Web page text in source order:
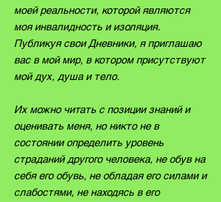
моей реальности, которой являются
моя инвалидность и изоляция.
Публикуя свои Дневники, я приглашаю
вас в мой мир, в котором присутствуют
мой дух, душа и тело.
Их можно читать с позиции знаний и
оценивать меня, но никто не в
состоянии определить уровень
страданий другого человека, не обув на
себя его обувь, не обладая его силами и
слабостями, не находясь в его